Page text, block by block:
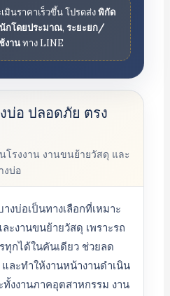
มินราคาเร็วขึ้น โปรดส่งพิกัด
กโดยประมาณ, ระยะยก/
งานทาง LINE
บ่อ ปลอดภัย ตรง
โรงงาน งานขนย้ายวัสดุ และ
งบ่อ
งบ่อเป็นทางเลือกที่เหมาะ
ะงานขนย้ายวัสดุ เพราะรถ
ทุกได้ในคันเดียว ช่วยลด
ละทำให้งานหน้างานดำเนิน
งงานภาคอุตสาหกรรม งาน